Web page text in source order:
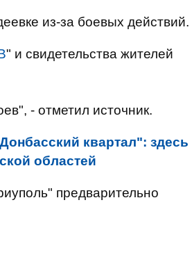
из-за боевых действий.
" и свидетельства жителей
- отметил источник.
квартал": здесь
областей
предварительно